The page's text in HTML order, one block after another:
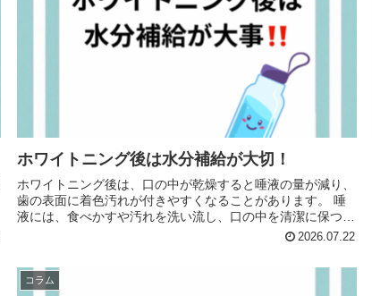
ホワイトニング後は水分補給が大切！
ホワイトニング後は、口の中が乾燥すると唾液の量が減り、
歯の表面に着色汚れが付きやすくなることがあります。 唾
液には、食べかすや汚れを洗い流し、口の中を清潔に保つ働
きがあります。そのため、水分をしっかり摂って口の中の潤
2026.07.22
コラム